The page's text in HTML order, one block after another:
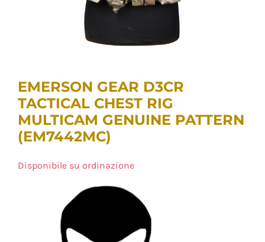
EMERSON GEAR D3CR
TACTICAL CHEST RIG
MULTICAM GENUINE PATTERN
(EM7442MC)
Disponibile su ordinazione